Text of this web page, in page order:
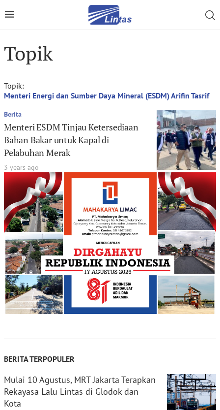
Topik
Topik:
Menteri Energi dan Sumber Daya Mineral (ESDM) Arifin Tasrif
Berita
Menteri ESDM Tinjau Ketersediaan
Bahan Bakar untuk Kapal di
Pelabuhan Merak
3 years ago
BERITA TERPOPULER
Mulai 10 Agustus, MRT Jakarta Terapkan
Rekayasa Lalu Lintas di Glodok dan
Kota